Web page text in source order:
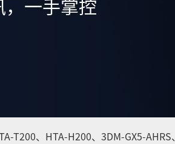
T200、 HTA-H200、 3DM-GX5-AHRS、